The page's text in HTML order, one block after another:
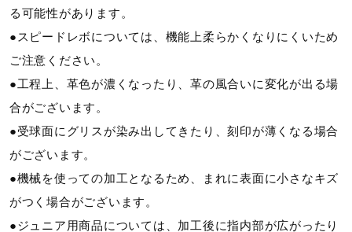
る可能性があります。
●スピードレボについては、機能上柔らかくなりにくいため
ご注意ください。
●工程上、革色が濃くなったり、革の風合いに変化が出る場
合がございます。
●受球面にグリスが染み出してきたり、刻印が薄くなる場合
がございます。
●機械を使っての加工となるため、まれに表面に小さなキズ
がつく場合がございます。
●ジュニア用商品については、加工後に指内部が広がったり